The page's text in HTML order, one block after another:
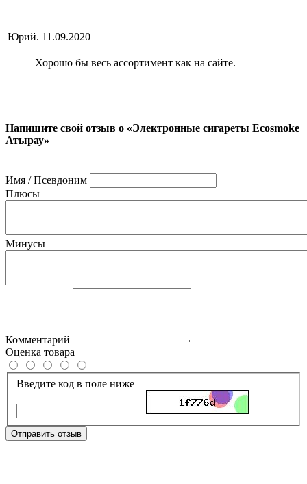
Юрий. 11.09.2020
Хорошо бы весь ассортимент как на сайте.
Напишите свой отзыв о «Электронные сигареты Ecosmoke
Атырау»
Имя / Псевдоним
Плюсы
Минусы
Комментарий
Оценка товара
Введите код в поле ниже
Отправить отзыв